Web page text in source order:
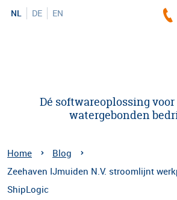
NL DE EN
Dé softwareoplossing
watergebonden
Home
Blog
Zeehaven IJmuiden N.V. stroomlijnt
ShipLogic